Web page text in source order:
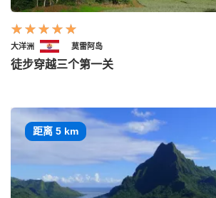
大洋洲 莫雷阿岛
徒步穿越三个第一关
距离 5 km